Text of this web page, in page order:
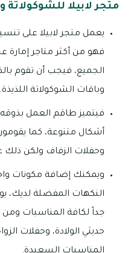
متجر لابيلا للشوكولاتة
يعمل متجر لابيلا على
فهو من أكثر متاجر
الجميع، فيجب أن تقوم
وباقات الشوكولاتة اللذيذة.
فيتميز طاقم العمل بذوقه
أشكال متنوعة، كما
وحفلات الزفاف ولكن
ويمكنك إضافة مكونات
النكهات المفضلة لديك،
جداً لكافة المناسبات ومن
حديثي الولادة، وحفلات